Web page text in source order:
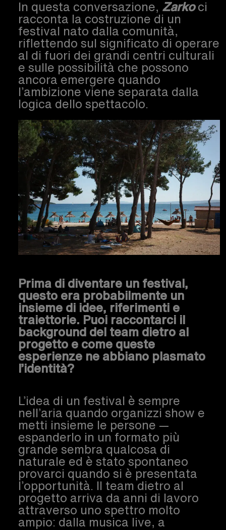
In questa conversazione, Zarkoci
racconta la costruzione di un
festival nato dalla comunità,
riflettendo sul significato di operare
al di fuori dei grandi centri culturali
e sulle possibilità che possono
ancora emergere quando
l’ambizione viene separata dalla
logica dello spettacolo.
Prima di diventare un festival,
questo era probabilmente un
insieme di idee, riferimenti e
traiettorie. Puoi raccontarci il
background del team dietro al
progetto e come queste
esperienze ne abbiano plasmato
l’identità?
L’idea di un festival è sempre
nell’aria quando organizzi show e
metti insieme le persone —
espanderlo in un formato più
grande sembra qualcosa di
naturale ed è stato spontaneo
provarci quando si è presentata
l’opportunità. Il team dietro al
progetto arriva da anni di lavoro
attraverso uno spettro molto
ampio: dalla musica live, a